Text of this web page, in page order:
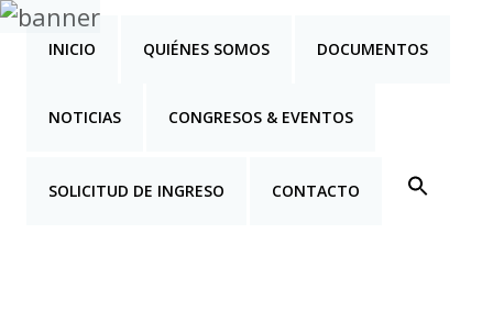
INICIO QUIÉNES SOMOS DOCUMENTOS
NOTICIAS CONGRESOS & EVENTOS
SOLICITUD DE INGRESO CONTACTO